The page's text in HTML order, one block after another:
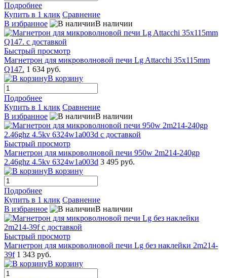
Подробнее
Купить в 1 клик Сравнение
В избранное
В наличии
Быстрый просмотр
Магнетрон для микроволновой печи Lg Attacchi 35x115mm
Q147. 1 634 руб.
В корзину
Подробнее
Купить в 1 клик Сравнение
В избранное
В наличии
Быстрый просмотр
Магнетрон для микроволновой печи 950w 2m214-240gp
2.46ghz 4.5kv 6324w1a003d 3 495 руб.
В корзину
Подробнее
Купить в 1 клик Сравнение
В избранное
В наличии
Быстрый просмотр
Магнетрон для микроволновой печи Lg без наклейки 2m214-
39f 1 343 руб.
В корзину